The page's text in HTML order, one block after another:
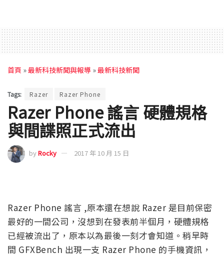
首頁 »最新科技新聞與報導 »最新科技新聞
Tags: Razer Razer Phone
Razer Phone 謠言 硬體規格
與間諜照正式流出
byRocky 2017 年 10 月 15 日
Razer Phone 謠言 ,原本還在想說 Razer 是目前保密
最好的一間公司，沒想到在發表前半個月，硬體規格
已經被流出了，原本以為最後一刻才會知道。稍早時
間 GFXBench 出現一支 Razer Phone 的手機資訊，